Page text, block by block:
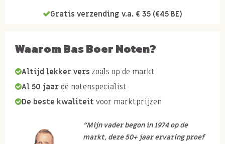
Gratis verzending v.a. € 35 (€45 BE)
Waarom Bas Boer Noten?
Altijd lekker vers zoals op de markt
Al 50 jaar dé notenspecialist
De beste kwaliteit voor marktprijzen
“Mijn vader begon in 1974 op de
markt, deze 50+ jaar ervaring proef